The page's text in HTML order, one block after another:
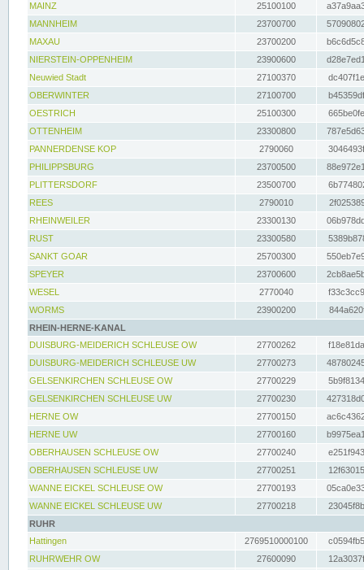
MAINZ
25100100
MANNHEIM
23700700
MAXAU
23700200
NIERSTEIN-OPPENHEIM
23900600
Neuwied Stadt
27100370
OBERWINTER
27100700
OESTRICH
25100300
OTTENHEIM
23300800
PANNERDENSE KOP
2790060
PHILIPPSBURG
23700500
PLITTERSDORF
23500700
REES
2790010
RHEINWEILER
23300130
RUST
23300580
SANKT GOAR
25700300
SPEYER
23700600
WESEL
2770040
WORMS
23900200
RHEIN-HERNE-KANAL
DUISBURG-MEIDERICH SCHLEUSE OW
27700262
DUISBURG-MEIDERICH SCHLEUSE UW
27700273
GELSENKIRCHEN SCHLEUSE OW
27700229
GELSENKIRCHEN SCHLEUSE UW
27700230
HERNE OW
27700150
HERNE UW
27700160
OBERHAUSEN SCHLEUSE OW
27700240
OBERHAUSEN SCHLEUSE UW
27700251
WANNE EICKEL SCHLEUSE OW
27700193
WANNE EICKEL SCHLEUSE UW
27700218
RUHR
Hattingen
2769510000100
RUHRWEHR OW
27600090